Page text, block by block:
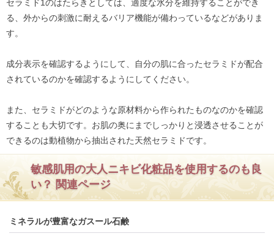
セラミド1のはたらきとしては、適度な水分を維持することができ
る、外からの刺激に耐えるバリア機能が備わっているなどがありま
す。
成分表示を確認するようにして、自分の肌に合ったセラミドが配合
されているのかを確認するようにしてください。
また、セラミドがどのような原材料から作られたものなのかを確認
することも大切です。お肌の奥にまでしっかりと浸透させることが
できるのは動植物から抽出された天然セラミドです。
敏感肌用の大人ニキビ化粧品を使用するのも良
い？ 関連ページ
ミネラルが豊富なガスール石鹸